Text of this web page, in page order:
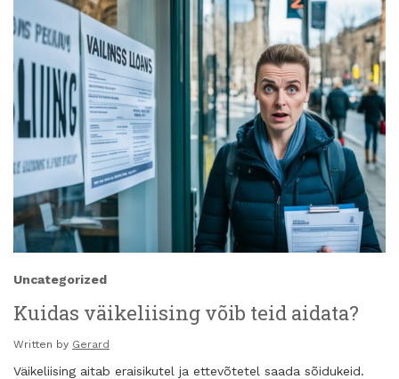
Uncategorized
Kuidas väikeliising võib teid aidata?
Written by Gerard
Väikeliising aitab eraisikutel ja ettevõtetel saada sõidukeid.